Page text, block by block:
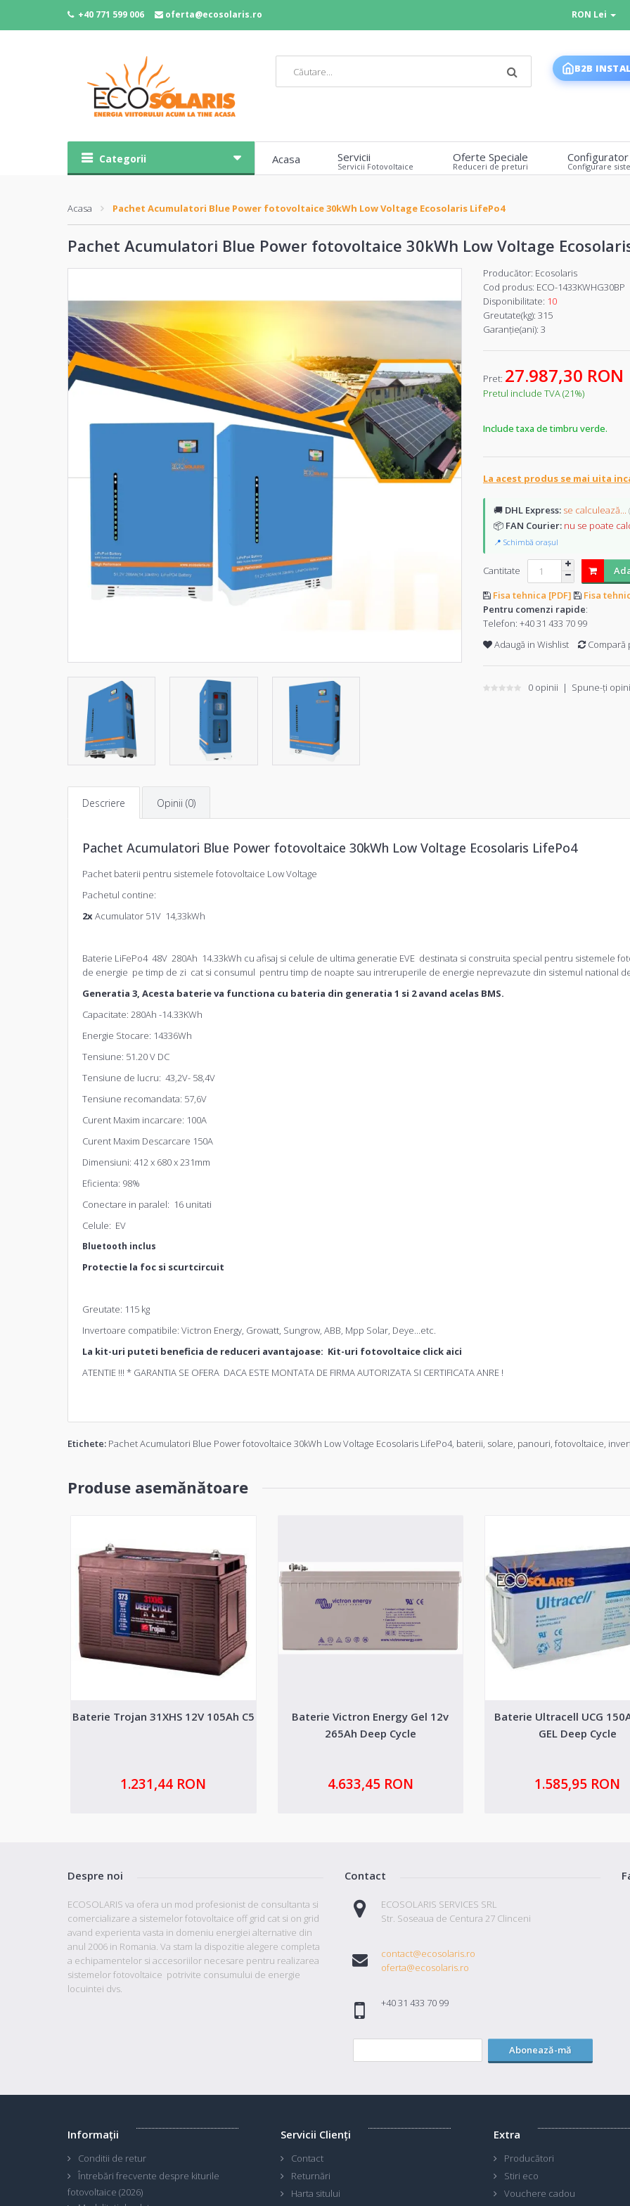
+40 771 599 006 oferta@ecosolaris.ro RON Lei
B2B
Categorii Acasa Servicii
Servicii Fotovoltaice
Oferte Speciale
Reduceri de preturi
Configurator
Configurare
Acasa Pachet Acumulatori Blue Power fotovoltaice 30kWh Low Voltage Ecosolaris LifePo4
Pachet Acumulatori Blue Power fotovoltaice 30kWh Low Voltage
Producător: Ecosolaris
Cod produs: ECO-1433KWHG30BP
Disponibilitate: 10
Greutate(kg): 315
Garanţie(ani): 3
Pret: 27.987,30 RON
Pretul include TVA (21%)
Include taxa de timbru verde.
La acest produs se mai uita
🚚 DHL Express: se calculează...
📦 FAN Courier: nu se poate
📍 Schimbă orașul
Cantitate
Fisa tehnica [PDF]
Fisa
Pentru comenzi rapide:
Telefon: +40 31 433 70 99
Adaugă in Wishlist
Compară
0 opinii | Spune-ţi
Descriere Opinii (0)
Pachet Acumulatori Blue Power fotovoltaice 30kWh Low Voltage Ecosolaris LifePo4
Pachet baterii pentru sistemele fotovoltaice Low Voltage
Pachetul contine:
2xAcumulator 51V 14,33kWh
Baterie LiFePo4 48V 280Ah 14.33kWh cu afisaj si celule de ultima generatie EVE destinata si construita special pentru sistemele
de energie pe timp de zi cat si consumul pentru timp de noapte sau intreruperile de energie neprevazute din sistemul national
Generatia 3, Acesta baterie va functiona cu bateria din generatia 1 si 2 avand acelas BMS.
Capacitate: 280Ah -14.33KWh
Energie Stocare: 14336Wh
Tensiune: 51.20 V DC
Tensiune de lucru: 43,2V- 58,4V
Tensiune recomandata: 57,6V
Curent Maxim incarcare: 100A
Curent Maxim Descarcare 150A
Dimensiuni: 412 x 680 x 231mm
Eficienta: 98%
Conectare in paralel: 16 unitati
Celule: EV
Bluetooth inclus
Protectie la foc si scurtcircuit
Greutate: 115 kg
Invertoare compatibile: Victron Energy, Growatt, Sungrow, ABB, Mpp Solar, Deye...etc.
La kit-uri puteti beneficia de reduceri avantajoase: Kit-uri fotovoltaice click aici
ATENTIE !!! * GARANTIA SE OFERA DACA ESTE MONTATA DE FIRMA AUTORIZATA SI CERTIFICATA ANRE !
Etichete: Pachet Acumulatori Blue Power fotovoltaice 30kWh Low Voltage Ecosolaris LifePo4, baterii, solare, panouri, fotovoltaice,
Produse asemănătoare
Baterie Trojan 31XHS 12V 105Ah C5
1.231,44 RON
Baterie Victron Energy Gel 12v
265Ah Deep Cycle
4.633,45 RON
Baterie Ultracell UCG
GEL Deep Cycle
1.585,95 RON
Despre noi
ECOSOLARIS va ofera un mod profesionist de consultanta si
comercializare a sistemelor fotovoltaice off grid cat si on grid
avand experienta vasta in domeniu energiei alternative din
anul 2006 in Romania. Va stam la dispozitie alegere completa
a echipamentelor si accesoriilor necesare pentru realizarea
sistemelor fotovoltaice potrivite consumului de energie
locuintei dvs.
Contact
ECOSOLARIS SERVICES SRL
Str. Soseaua de Centura 27 Clinceni
contact@ecosolaris.ro
oferta@ecosolaris.ro
+40 31 433 70 99
Abonează-mă
Informaţii
Conditii de retur
Întrebări frecvente despre kiturile
fotovoltaice (2026)
Servicii Clienţi
Contact
Returnări
Harta sitului
Extra
Producători
Stiri eco
Vouchere cadou